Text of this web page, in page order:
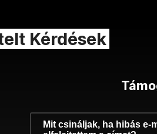
Kérdések
Mit csináljak, ha hibás e-